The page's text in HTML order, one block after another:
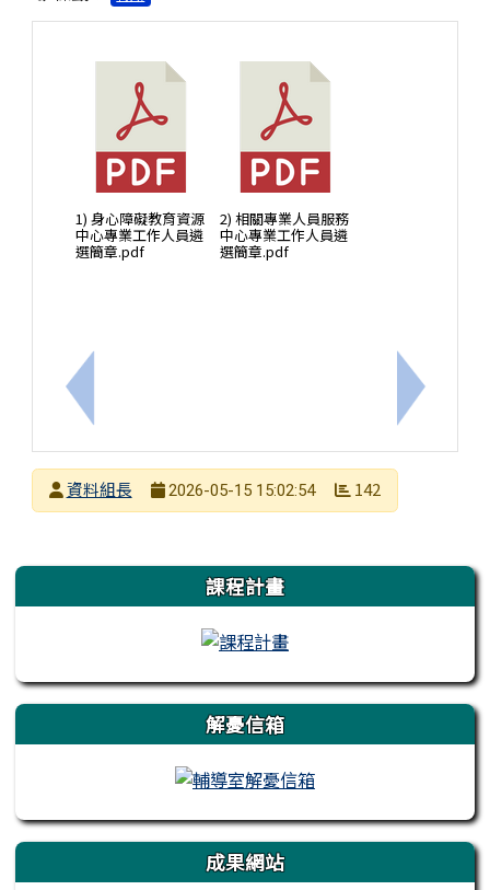
上一筆：轉知臺南市政府教育局辦理115年度推動兒
1) 身心障礙教育資源
中心專業工作人員遴
選簡章.pdf
2) 相關專業人員服務
中心專業工作人員遴
選簡章.pdf
下一筆：
發布者
資料組長
2026-05-15 15:02:54 142
左邊區域內容 課程計畫
解憂信箱
成果網站